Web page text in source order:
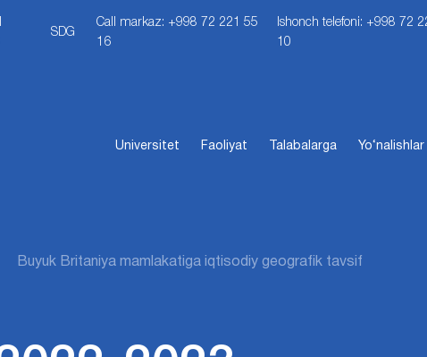
SDG
Call markaz: +998 72 221 55
16
Ishonch telefoni: +998 72
10
Universitet Faoliyat Talabalarga Yo‘nalishlar
Buyuk Britaniya mamlakatiga iqtisodiy geografik tavsif